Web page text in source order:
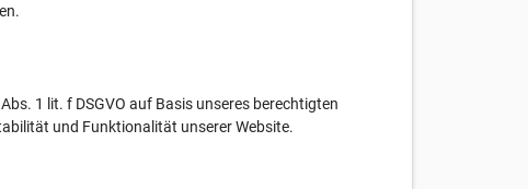
1 lit. f DSGVO auf Basis unseres berechtigten
und Funktionalität unserer Website.